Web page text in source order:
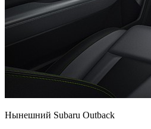
Нынешний Subaru Outback